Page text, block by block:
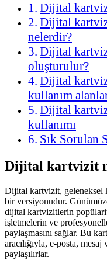
Dijital
Dijital
nelerdir?
Dijital
oluşturulur?
Dijital
kullanım
Dijital
kullanımı
Sık Sorulan
Dijital kartvizit
Dijital kartvizit, geleneksel
bir versiyonudur.
dijital kartvizitlerin
işletmelerin ve
paylaşmasını sağlar. Bu
aracılığıyla, e-posta,
paylaşılırlar.